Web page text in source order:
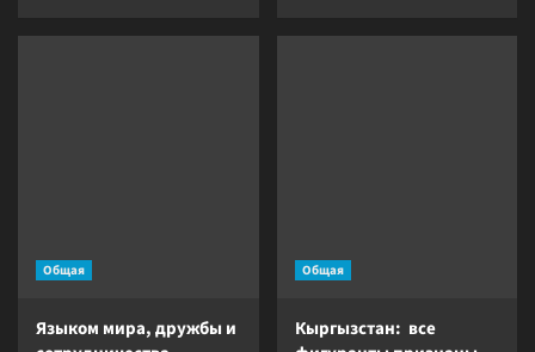
Общая
Языком мира, дружбы и
Общая
Кыргызстан: все